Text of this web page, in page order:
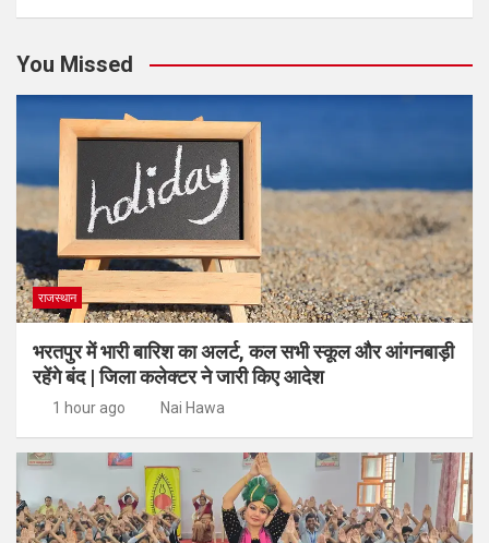
You Missed
राजस्थान
भरतपुर में भारी बारिश का अलर्ट, कल सभी स्कूल और आंगनबाड़ी
रहेंगे बंद | जिला कलेक्टर ने जारी किए आदेश
1 hour ago Nai Hawa